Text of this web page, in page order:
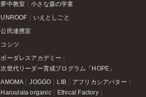
夢中教室 小さな森の学童
UNROOF いえとしごと
公民連携室
コシツ
ボーダレスアカデミー
次世代リーダー育成プログラム「HOPE」
AMOMA JOGGO LIB
アフリカシアバター
Haruulala organic
Ethical Factory